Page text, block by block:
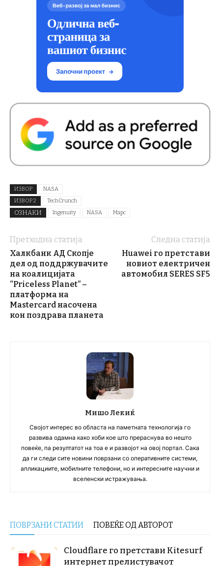
ИЗВОР
NASA
ИЗВОР 2
TechCrunch
ОЗНАКИ Ingenuity NASA Марс
Претходна статија
Халкбанк АД Скопје
дел од поддржувачите
на коалицијата
“Priceless Planet” –
платфoрма на
Mastercard насочена
кон поздрава планета
Следна статија
Huawei го претстави
новиот електричен
автомобил SERES SF5
Мишо Лекиќ
Својот интерес во областа на паметната технологија го
развива одамна како хоби кое што прераснува во нешто
повеќе, па резултатот на тоа е и развојот на овој портал. Сака
да ги следи сите новини поврзани со оперативните системи,
апликациите, мобилните телефони, но и интересните научни и
вселенски истражувања.
ПОВРЗАНИ СТАТИИ ПОВЕЌЕ ОД АВТОРОТ
Cloudflare го претстави Kitesurf
интернет прелистувачот